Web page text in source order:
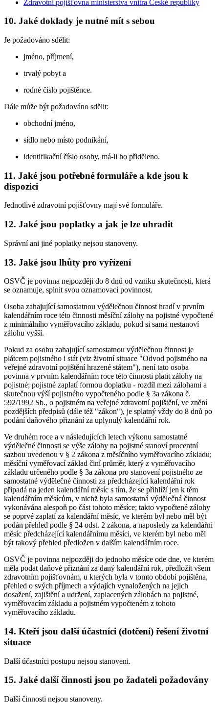
Zdravotní pojišťovna ministerstva vnitra České republiky
10. Jaké doklady je nutné mít s sebou
Je požadováno sdělit:
jméno, příjmení,
trvalý pobyt a
rodné číslo pojištěnce.
Dále může být požadováno sdělit:
obchodní jméno,
sídlo nebo místo podnikání,
identifikační číslo osoby, má-li ho přiděleno.
11. Jaké jsou potřebné formuláře a kde jsou k
dispozici
Jednotlivé zdravotní pojišťovny mají své formuláře.
12. Jaké jsou poplatky a jak je lze uhradit
Správní ani jiné poplatky nejsou stanoveny.
13. Jaké jsou lhůty pro vyřízení
OSVČ je povinna nejpozději do 8 dnů od vzniku skutečnosti, která
se oznamuje, splnit svou oznamovací povinnost.
Osoba zahajující samostatnou výdělečnou činnost hradí v prvním
kalendářním roce této činnosti měsíční zálohy na pojistné vypočtené
z minimálního vyměřovacího základu, pokud si sama nestanoví
zálohu vyšší.
Pokud za osobu zahajující samostatnou výdělečnou činnost je
plátcem pojistného i stát (viz životní situace "Odvod pojistného na
veřejné zdravotní pojištění hrazené státem"), není tato osoba
povinna v prvním kalendářním roce této činnosti platit zálohy na
pojistné; pojistné zaplatí formou doplatku - rozdíl mezi zálohami a
skutečnou výší pojistného vypočteného podle § 3a zákona č.
592/1992 Sb., o pojistném na veřejné zdravotní pojištění, ve znění
pozdějších předpisů (dále též "zákon"), je splatný vždy do 8 dnů po
podání daňového přiznání za uplynulý kalendářní rok.
Ve druhém roce a v následujících letech výkonu samostatné
výdělečné činnosti se výše zálohy na pojistné stanoví procentní
sazbou uvedenou v § 2 zákona z měsíčního vyměřovacího základu;
měsíční vyměřovací základ činí průměr, který z vyměřovacího
základu určeného podle § 3a zákona pro stanovení pojistného ze
samostatné výdělečné činnosti za předcházející kalendářní rok
připadá na jeden kalendářní měsíc s tím, že se přihlíží jen k těm
kalendářním měsícům, v nichž byla samostatná výdělečná činnost
vykonávána alespoň po část tohoto měsíce; takto vypočtené zálohy
se poprvé zaplatí za kalendářní měsíc, ve kterém byl nebo měl být
podán přehled podle § 24 odst. 2 zákona, a naposledy za kalendářní
měsíc předcházející kalendářnímu měsíci, ve kterém byl nebo měl
být takový přehled předložen v dalším kalendářním roce.
OSVČ je povinna nejpozději do jednoho měsíce ode dne, ve kterém
měla podat daňové přiznání za daný kalendářní rok, předložit všem
zdravotním pojišťovnám, u kterých byla v tomto období pojištěna,
přehled o svých příjmech a výdajích vynaložených na jejich
dosažení, zajištění a udržení, zaplacených zálohách na pojistné,
vyměřovacím základu a pojistném vypočteném z tohoto
vyměřovacího základu.
14. Kteří jsou další účastníci (dotčení) řešení životní
situace
Další účastníci postupu nejsou stanoveni.
15. Jaké další činnosti jsou po žadateli požadovány
Další činnosti nejsou stanoveny.